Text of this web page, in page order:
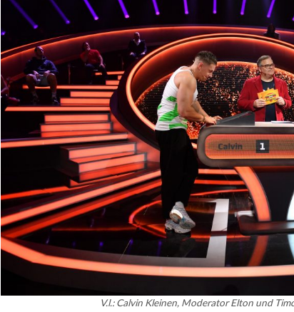
V.l.: Calvin Kleinen, Moderator Elton und